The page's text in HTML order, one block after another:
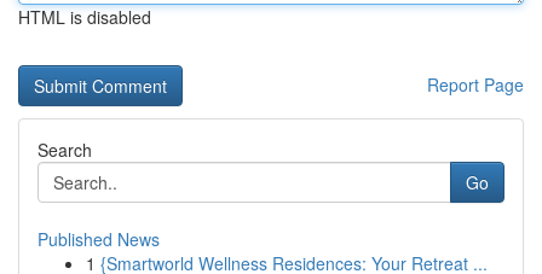
HTML is disabled
Report Page
Search
Go
Published News
1 {Smartworld Wellness Residences: Your Retreat ...